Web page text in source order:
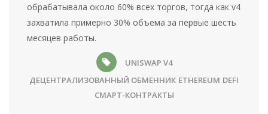
обрабатывала около 60% всех торгов, тогда как v4
захватила примерно 30% объема за первые шесть
месяцев работы.
UNISWAP V4
ДЕЦЕНТРАЛИЗОВАННЫЙ ОБМЕННИК ETHEREUM DEFI
СМАРТ-КОНТРАКТЫ